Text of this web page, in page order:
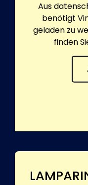
Aus
benötigt
geladen zu
finden